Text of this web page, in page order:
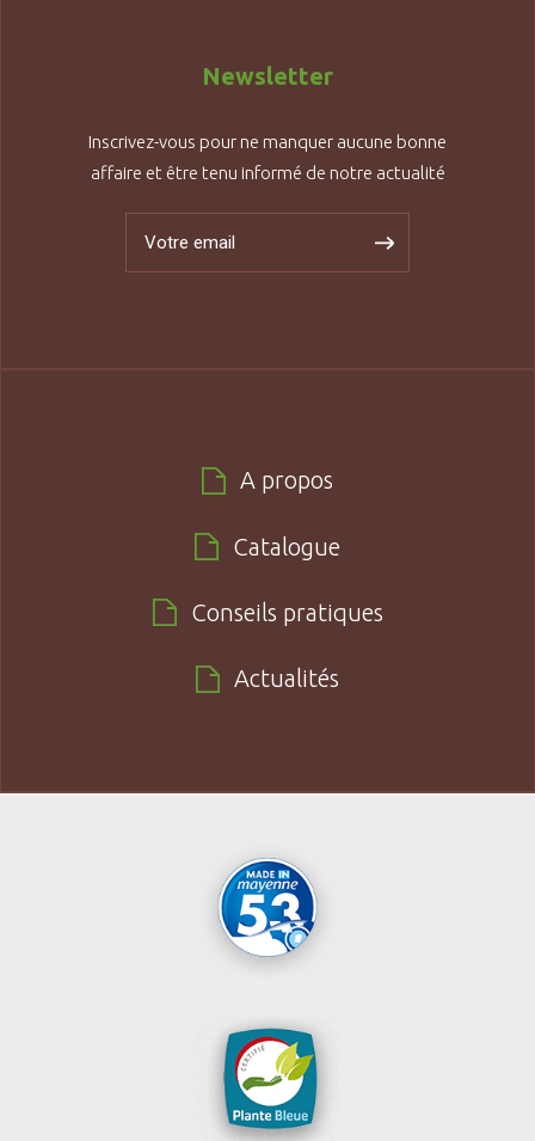
Newsletter
Inscrivez-vous pour ne manquer aucune bonne
affaire et être tenu informé de notre actualité
A propos
Catalogue
Conseils pratiques
Actualités